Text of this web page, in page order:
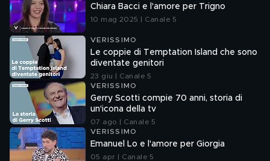
Chiara Bacci e l'amore per Trigno
10 mag 2025 | Canale 5
VERISSIMO
Le coppie di Temptation Island che sono
diventate genitori
23 giu | Canale 5
VERISSIMO
Gerry Scotti compie 70 anni, storia di
un'icona della tv
07 ago | Canale 5
VERISSIMO
Emanuel Lo e l'amore per Giorgia
05 apr | Canale 5